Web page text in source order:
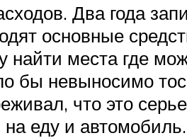
Два года
основные
найти места где
невыносимо
что это
еду и автомобиль.